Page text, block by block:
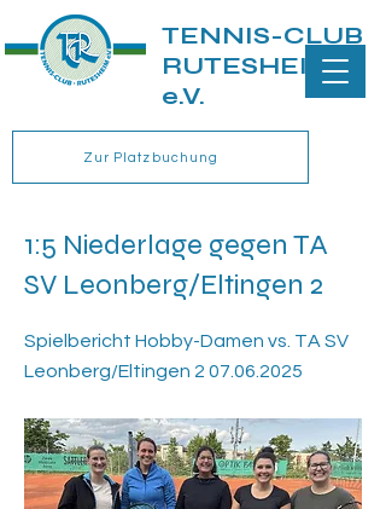
TENNIS-CLUB
RUTESHEIM
e.V.
Zur Platzbuchung
1:5 Niederlage gegen TA
SV Leonberg/Eltingen 2
Spielbericht Hobby-Damen vs. TA SV
Leonberg/Eltingen 2 07.06.2025